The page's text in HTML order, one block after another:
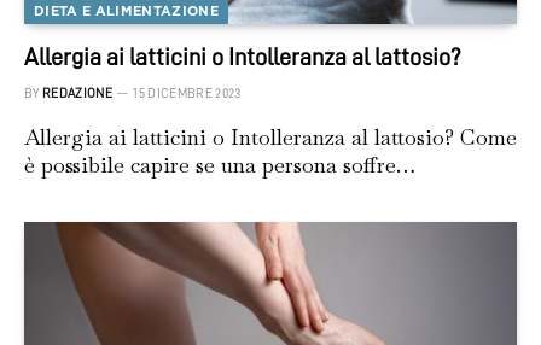
DIETA E ALIMENTAZIONE
Allergia ai latticini o Intolleranza al lattosio?
BY REDAZIONE 15 DICEMBRE 2023
Allergia ai latticini o Intolleranza al lattosio? Come
è possibile capire se una persona soffre…